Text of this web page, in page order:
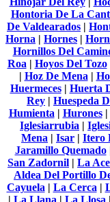
Hontoria De La
De Valdearados |
Horna | Hornes |
Hornillos Del
Roa| Hoyos Del Tozo
| Hoz De Mena|
Huermeces| Huerta
Rey | Huespeda
Humienta| Hurones|
Iglesiarrubia |
Mena | Isar | Itero
Jaramillo Quemado
San Zadornil | La
Aldea Del Portillo
Cayuela| La Cerca|